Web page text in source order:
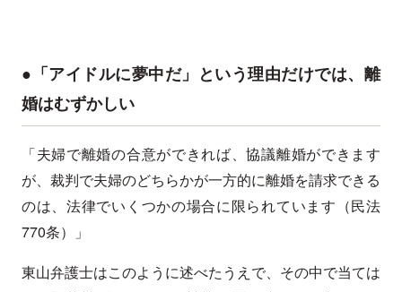
●「アイドルに夢中だ」という理由だけでは、離
婚はむずかしい
「夫婦で離婚の合意ができれば、協議離婚ができます
が、裁判で夫婦のどちらかが一方的に離婚を請求できる
のは、法律でいくつかの場合に限られています（民法
770条）」
東山弁護士はこのように述べたうえで、その中で当ては